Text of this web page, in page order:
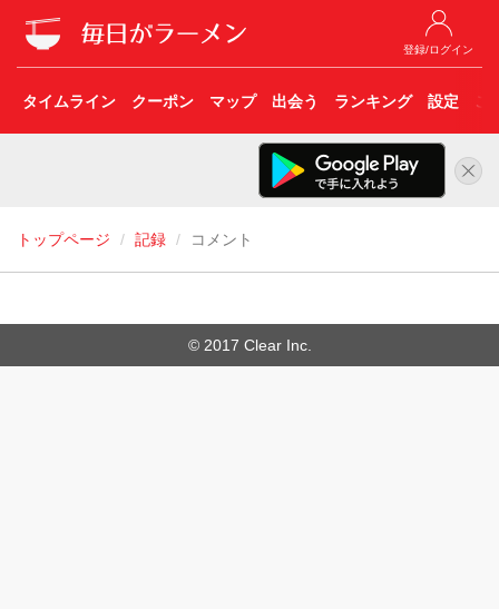
登録/ログイン
タイムライン クーポン マップ 出会う ランキング 設定 こ
トップページ 記録 コメント
© 2017 Clear Inc.